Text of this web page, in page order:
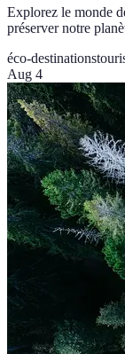
Explorez le monde
préserver notre
éco-destinations
Aug 4